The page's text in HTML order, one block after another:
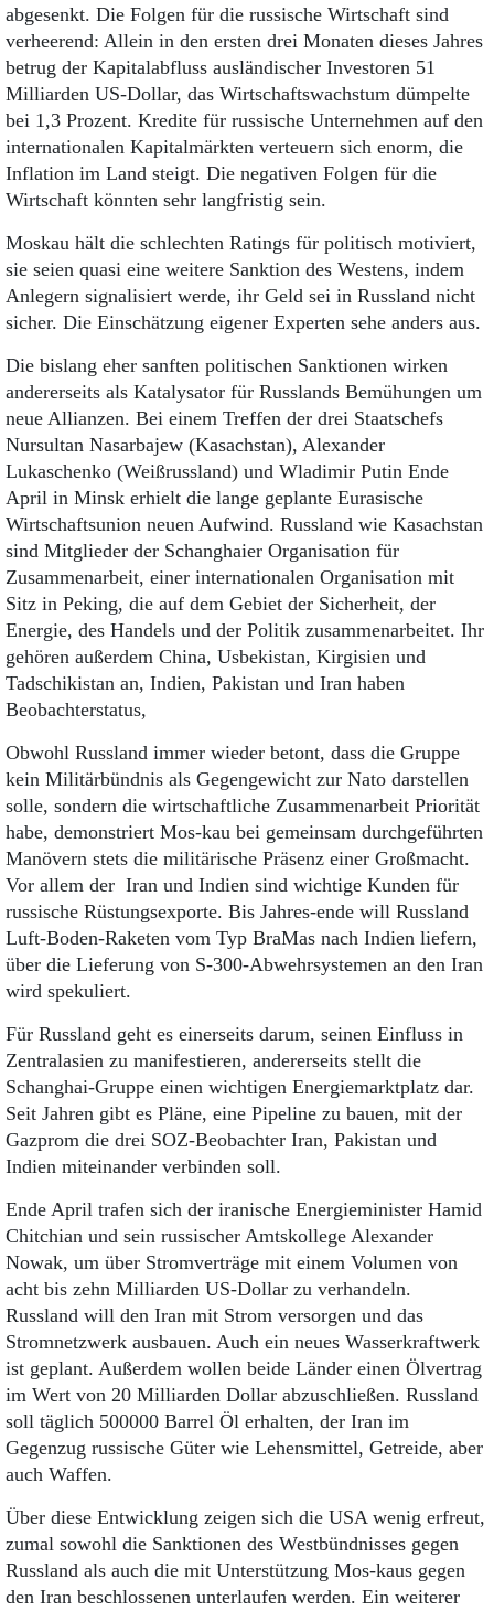
abgesenkt. Die Folgen für die russische Wirtschaft sind
verheerend: Allein in den ersten drei Monaten dieses Jahres
betrug der Kapitalabfluss ausländischer Investoren 51
Milliarden US-Dollar, das Wirtschaftswachstum dümpelte
bei 1,3 Prozent. Kredite für russische Unternehmen auf den
internationalen Kapitalmärkten verteuern sich enorm, die
Inflation im Land steigt. Die negativen Folgen für die
Wirtschaft könnten sehr langfristig sein.
Moskau hält die schlechten Ratings für politisch motiviert,
sie seien quasi eine weitere Sanktion des Westens, indem
Anlegern signalisiert werde, ihr Geld sei in Russland nicht
sicher. Die Einschätzung eigener Experten sehe anders aus.
Die bislang eher sanften politischen Sanktionen wirken
andererseits als Katalysator für Russlands Bemühungen um
neue Allianzen. Bei einem Treffen der drei Staatschefs
Nursultan Nasarbajew (Kasachstan), Alexander
Lukaschenko (Weißrussland) und Wladimir Putin Ende
April in Minsk erhielt die lange geplante Eurasische
Wirtschaftsunion neuen Aufwind. Russland wie Kasachstan
sind Mitglieder der Schanghaier Organisation für
Zusammenarbeit, einer internationalen Organisation mit
Sitz in Peking, die auf dem Gebiet der Sicherheit, der
Energie, des Handels und der Politik zusammenarbeitet. Ihr
gehören außerdem China, Usbekistan, Kirgisien und
Tadschikistan an, Indien, Pakistan und Iran haben
Beobachterstatus,
Obwohl Russland immer wieder betont, dass die Gruppe
kein Militärbündnis als Gegengewicht zur Nato darstellen
solle, sondern die wirtschaftliche Zusammenarbeit Priorität
habe, demonstriert Mos-kau bei gemeinsam durchgeführten
Manövern stets die militärische Präsenz einer Großmacht.
Vor allem der Iran und Indien sind wichtige Kunden für
russische Rüstungsexporte. Bis Jahres-ende will Russland
Luft-Boden-Raketen vom Typ BraMas nach Indien liefern,
über die Lieferung von S-300-Abwehrsystemen an den Iran
wird spekuliert.
Für Russland geht es einerseits darum, seinen Einfluss in
Zentralasien zu manifestieren, andererseits stellt die
Schanghai-Gruppe einen wichtigen Energiemarktplatz dar.
Seit Jahren gibt es Pläne, eine Pipeline zu bauen, mit der
Gazprom die drei SOZ-Beobachter Iran, Pakistan und
Indien miteinander verbinden soll.
Ende April trafen sich der iranische Energieminister Hamid
Chitchian und sein russischer Amtskollege Alexander
Nowak, um über Stromverträge mit einem Volumen von
acht bis zehn Milliarden US-Dollar zu verhandeln.
Russland will den Iran mit Strom versorgen und das
Stromnetzwerk ausbauen. Auch ein neues Wasserkraftwerk
ist geplant. Außerdem wollen beide Länder einen Ölvertrag
im Wert von 20 Milliarden Dollar abzuschließen. Russland
soll täglich 500000 Barrel Öl erhalten, der Iran im
Gegenzug russische Güter wie Lehensmittel, Getreide, aber
auch Waffen.
Über diese Entwicklung zeigen sich die USA wenig erfreut,
zumal sowohl die Sanktionen des Westbündnisses gegen
Russland als auch die mit Unterstützung Mos-kaus gegen
den Iran beschlossenen unterlaufen werden. Ein weiterer